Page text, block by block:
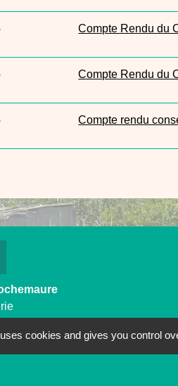
Compte Rendu du
Compte Rendu du
Compte rendu
cookies and gives you control